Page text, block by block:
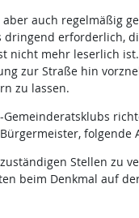
auch regelmäßig
dringend erforderlich,
nicht mehr leserlich
zur Straße hin
zu lassen.
Gemeinderatsklubs
folgende
Stellen zu
beim Denkmal auf